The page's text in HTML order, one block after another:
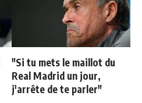
"Si tu mets le maillot du
Real Madrid un jour,
j'arrête de te parler"